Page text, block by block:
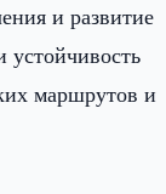
и развитие
устойчивость
маршрутов и